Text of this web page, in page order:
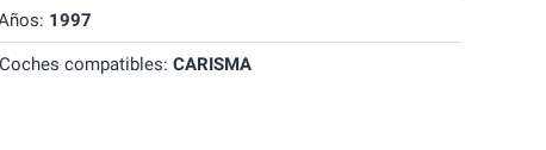
1997
compatibles: CARISMA